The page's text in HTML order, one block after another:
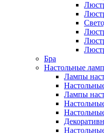
Бра
Настольные
Лампы
Лампы